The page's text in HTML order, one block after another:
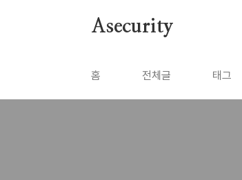
Asecurity
홈 전체글 태그